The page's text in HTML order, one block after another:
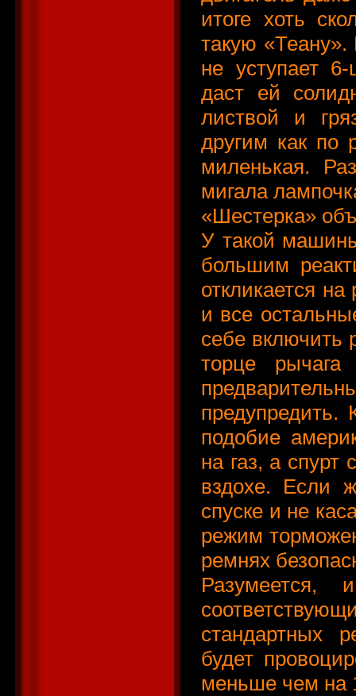
итоге хоть
такую
не уступает
даст ей
листвой и
другим как по
миленькая.
мигала
«Шестерка»
У такой
большим
откликается
и все
себе включить
торце
предупредить.
подобие
на газ, а спурт
вздохе. Если
спуске и не
режим
ремнях
Разумеется,
стандартных
будет
меньше чем на